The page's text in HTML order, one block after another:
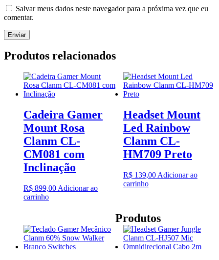
Salvar meus dados neste navegador para a próxima vez que eu
comentar.
Produtos relacionados
Cadeira Gamer
Mount Rosa
Clanm CL-
CM081 com
Inclinação
R$ 899,00 Adicionar ao
carrinho
Headset Mount
Led Rainbow
Clanm CL-
HM709 Preto
R$139,00 Adicionar ao
carrinho
Produtos